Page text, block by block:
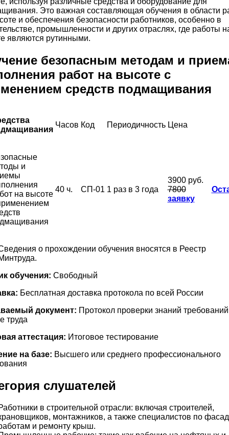
Это важная составляющая обучения в области
и обеспечения безопасности работников, особенно в
промышленности и других отраслях, где работы
являются рутинными.
безопасным методам и
работ на высоте с
средств подмащивания
Часов Код Периодичность Цена
и
на высоте
40 ч. СП-01 1 раз в 3 года
3900 руб.
7800
заявку
о прохождении обучения вносятся в Реестр
обучения: Свободный
Бесплатная доставка протокола по всей России
документ: Протокол проверки знаний
труда
аттестация: Итоговое тестирование
на базе: Высшего или среднего профессионального
слушателей
в строительной отрасли: включая строителей,
монтажников, а также специалистов по
и ремонту крыш.